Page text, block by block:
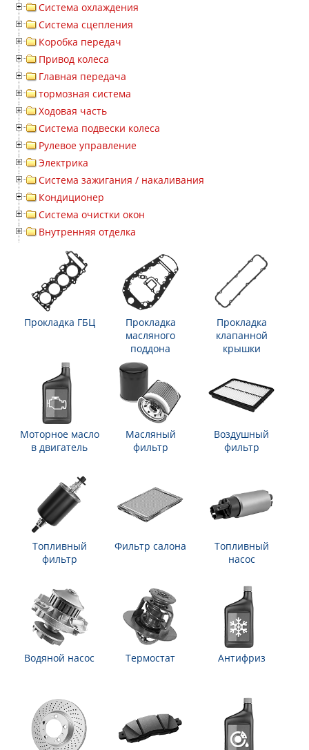
Система охлаждения
Система сцепления
Коробка передач
Привод колеса
Главная передача
тормозная система
Ходовая часть
Система подвески колеса
Рулевое управление
Электрика
Система зажигания / накаливания
Кондиционер
Система очистки окон
Внутренняя отделка
Прокладка ГБЦ
Прокладка
масляного
поддона
Прокладка
клапанной
крышки
Моторное масло
в двигатель
Масляный
фильтр
Воздушный
фильтр
Топливный
фильтр
Фильтр салона
Топливный
насос
Водяной насос Термостат Антифриз